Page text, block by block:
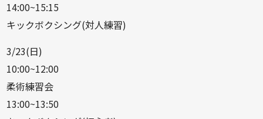
14:00~15:15
キックボクシング(対人練習)
3/23(日)
10:00~12:00
柔術練習会
13:00~13:50